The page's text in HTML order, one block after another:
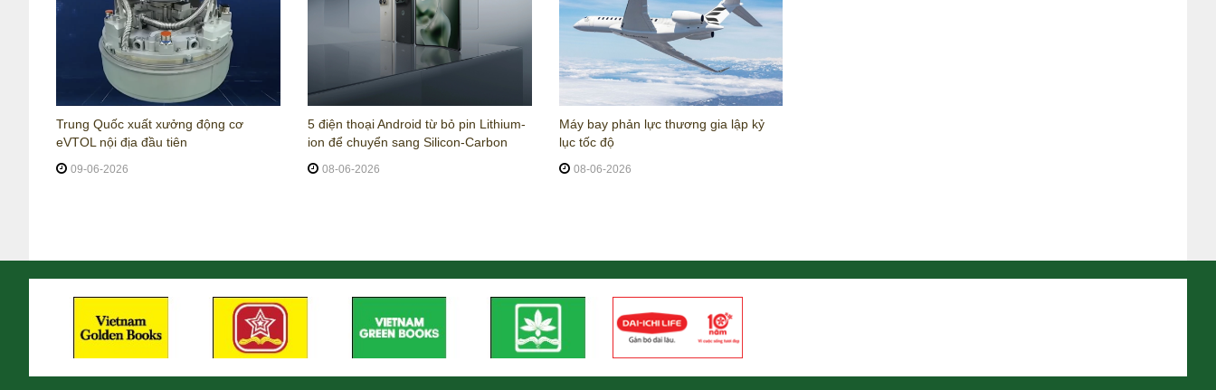
Trung Quốc xuất xưởng động cơ
eVTOL nội địa đầu tiên
09-06-2026
5 điện thoại Android từ bỏ pin Lithium-
ion để chuyển sang Silicon-Carbon
08-06-2026
Máy bay phản lực thương gia lập kỷ
lục tốc độ
08-06-2026